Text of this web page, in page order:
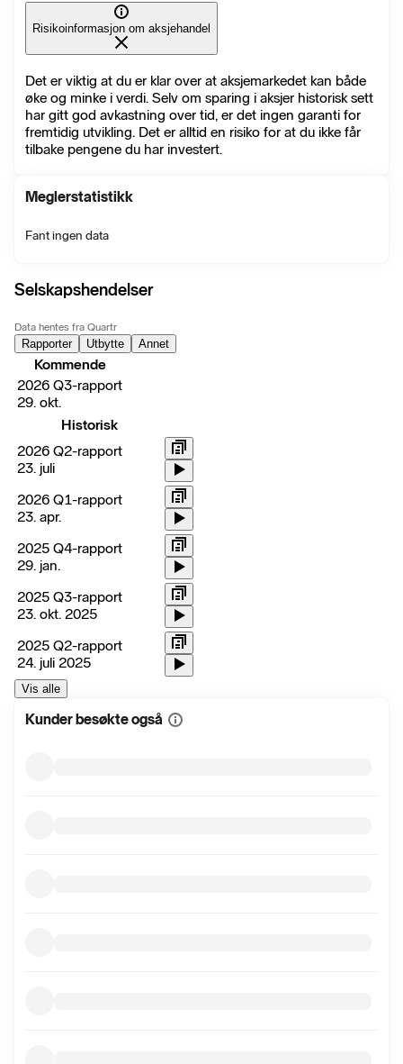
Risikoinformasjon om aksjehandel
Det er viktig at du er klar over at aksjemarkedet kan både
øke og minke i verdi. Selv om sparing i aksjer historisk sett
har gitt god avkastning over tid, er det ingen garanti for
fremtidig utvikling. Det er alltid en risiko for at du ikke får
tilbake pengene du har investert.
Meglerstatistikk
Fant ingen data
Selskapshendelser
Data hentes fra Quartr
Rapporter Utbytte Annet
Kommende
2026 Q3-rapport
29. okt.
Historisk
2026 Q2-rapport
23. juli
2026 Q1-rapport
23. apr.
2025 Q4-rapport
29. jan.
2025 Q3-rapport
23. okt. 2025
2025 Q2-rapport
24. juli 2025
Vis alle
Kunder besøkte også Vis